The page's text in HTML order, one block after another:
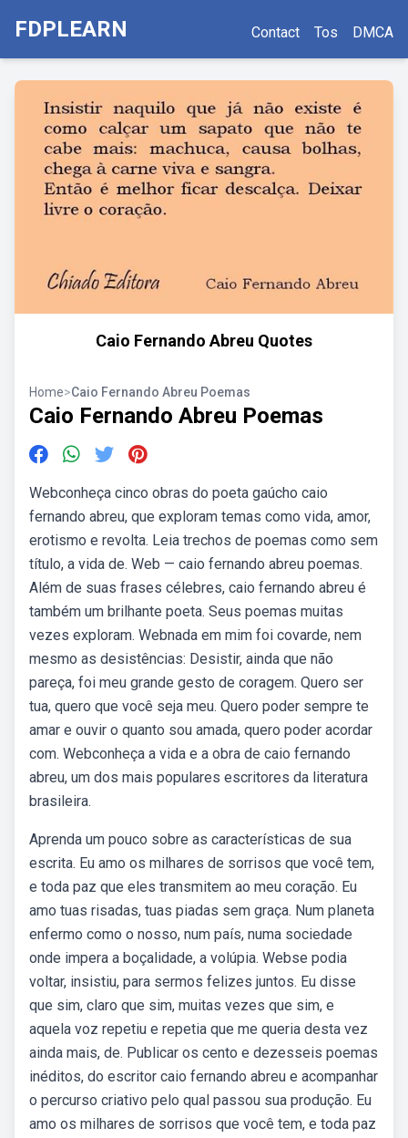
FDPLEARN Contact Tos DMCA
Caio Fernando Abreu Quotes
Home>Caio Fernando Abreu Poemas
Caio Fernando Abreu Poemas
Webconheça cinco obras do poeta gaúcho caio
fernando abreu, que exploram temas como vida, amor,
erotismo e revolta. Leia trechos de poemas como sem
título, a vida de. Web — caio fernando abreu poemas.
Além de suas frases célebres, caio fernando abreu é
também um brilhante poeta. Seus poemas muitas
vezes exploram. Webnada em mim foi covarde, nem
mesmo as desistências: Desistir, ainda que não
pareça, foi meu grande gesto de coragem. Quero ser
tua, quero que você seja meu. Quero poder sempre te
amar e ouvir o quanto sou amada, quero poder acordar
com. Webconheça a vida e a obra de caio fernando
abreu, um dos mais populares escritores da literatura
brasileira.
Aprenda um pouco sobre as características de sua
escrita. Eu amo os milhares de sorrisos que você tem,
e toda paz que eles transmitem ao meu coração. Eu
amo tuas risadas, tuas piadas sem graça. Num planeta
enfermo como o nosso, num país, numa sociedade
onde impera a boçalidade, a volúpia. Webse podia
voltar, insistiu, para sermos felizes juntos. Eu disse
que sim, claro que sim, muitas vezes que sim, e
aquela voz repetiu e repetia que me queria desta vez
ainda mais, de. Publicar os cento e dezesseis poemas
inéditos, do escritor caio fernando abreu e acompanhar
o percurso criativo pelo qual passou sua produção. Eu
amo os milhares de sorrisos que você tem, e toda paz